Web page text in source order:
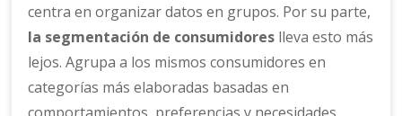
centra en organizar datos en grupos. Por su parte,
la segmentación de consumidores lleva esto más
lejos. Agrupa a los mismos consumidores en
categorías más elaboradas basadas en